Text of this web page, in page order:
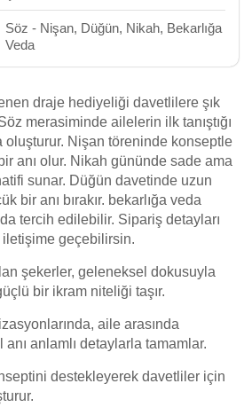
Söz - Nişan, Düğün, Nikah, Bekarlığa
Veda
draje hediyeliği davetlilere şık
merasiminde ailelerin ilk tanıştığı
oluşturur. Nişan töreninde konseptle
anı olur. Nikah gününde sade ama
sunar. Düğün davetinde uzun
bir anı bırakır. bekarlığa veda
tercih edilebilir. Sipariş detayları
geçebilirsin.
şekerler, geleneksel dokusuyla
bir ikram niteliği taşır.
aile arasında
anlamlı detaylarla tamamlar.
destekleyerek davetliler için